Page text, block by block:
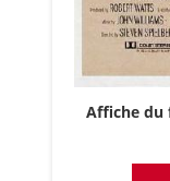
Affiche du